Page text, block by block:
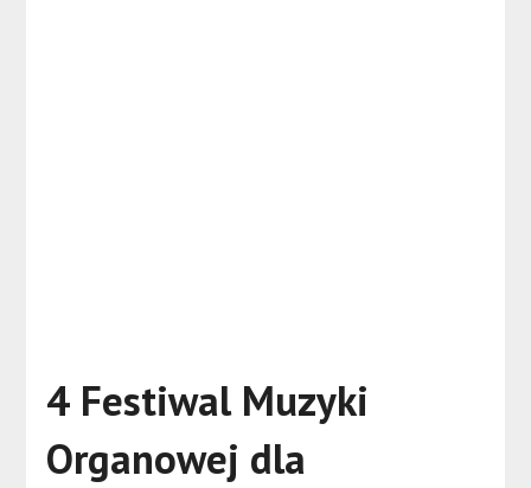
4 Festiwal Muzyki
Organowej dla